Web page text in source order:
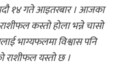
१४ गते आइतरबार । आजका
कस्तो होला भन्ने चासो
भाग्यफलमा विश्वास पनि
राशीफल यस्तो छ ।